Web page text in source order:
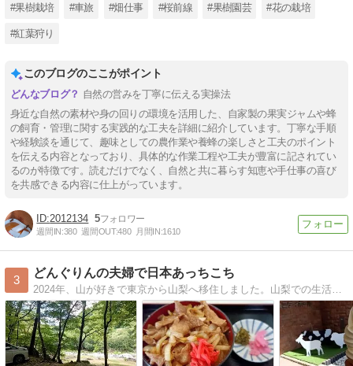
#果樹栽培 #車旅 #畑仕事 #桜前線 #果樹園芸 #花の栽培
#紅葉狩り
このブログのここがポイント
自然の営みを丁寧に伝える実操法
身近な自然の素材や身の回りの環境を活用した、自家製の果実ジャムや蜂
の飼育・管理に関する実践的な工夫を詳細に紹介しています。丁寧な手順
や経験談を通じて、趣味としての農作業や養蜂の楽しさと工夫のポイント
を伝える内容となっており、具体的な作業工程や工夫が豊富に記されてい
るのが特徴です。読むだけでなく、自然と共に暮らす知恵や手仕事の喜び
を共感できる内容に仕上がっています。
2012134 5
週間IN:380 週間OUT:480 月間IN:1610
3
どんぐりんの夫婦で日本あっちこち
2024年、山が好きで東京から山梨へ移住しました。山梨での生活、登山の記録、キャンピングカーでめぐる旅の記録を載せていきますので、どうぞよろしくお願いいたします。